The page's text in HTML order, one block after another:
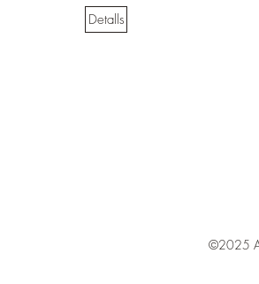
Detalls
©2025